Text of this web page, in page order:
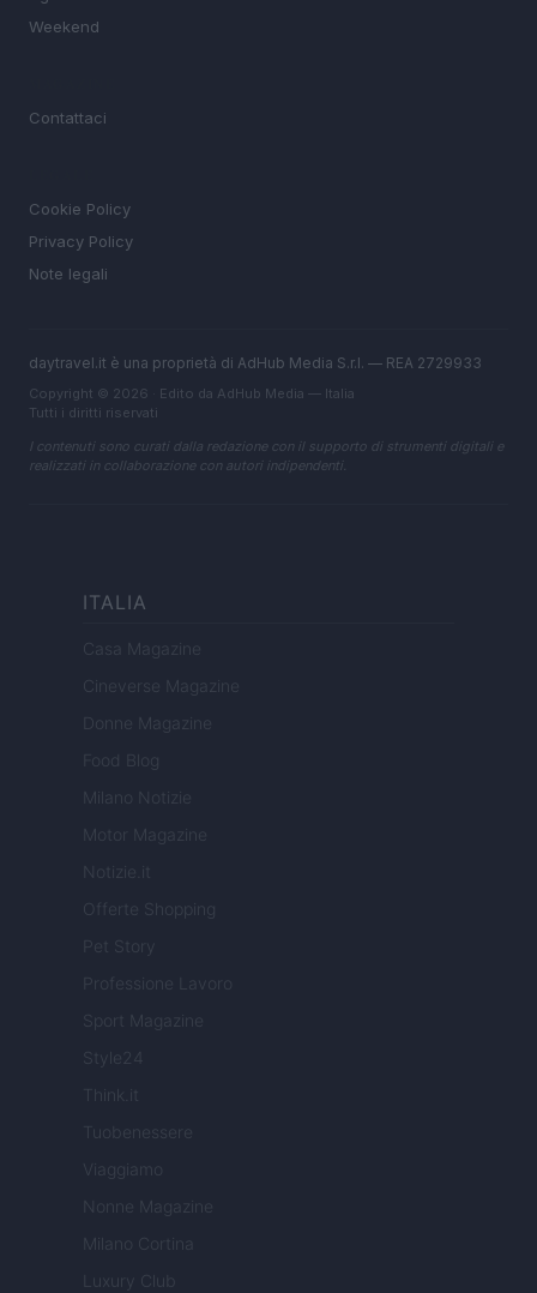
Weekend
Contattaci
Cookie Policy
Privacy Policy
Note legali
daytravel.it è una proprietà di AdHub Media S.r.l. — REA 2729933
Copyright © 2026 · Edito da AdHub Media — Italia
Tutti i diritti riservati
I contenuti sono curati dalla redazione con il supporto di strumenti digitali e
realizzati in collaborazione con autori indipendenti.
ITALIA
Casa Magazine
Cineverse Magazine
Donne Magazine
Food Blog
Milano Notizie
Motor Magazine
Notizie.it
Offerte Shopping
Pet Story
Professione Lavoro
Sport Magazine
Style24
Think.it
Tuobenessere
Viaggiamo
Nonne Magazine
Milano Cortina
Luxury Club